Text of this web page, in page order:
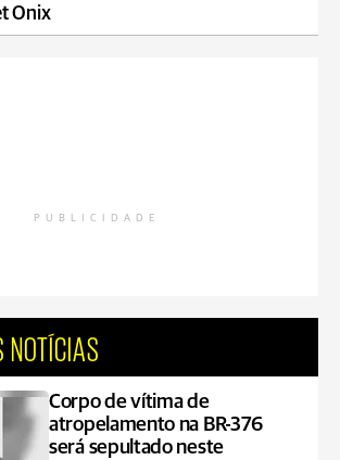
Onix
PUBLICIDADE
NOTÍCIAS
Corpo de vítima de
atropelamento na BR-376
será sepultado neste